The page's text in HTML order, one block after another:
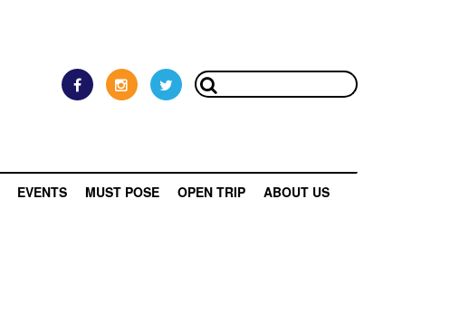
EVENTS MUST POSE OPEN TRIP ABOUT US